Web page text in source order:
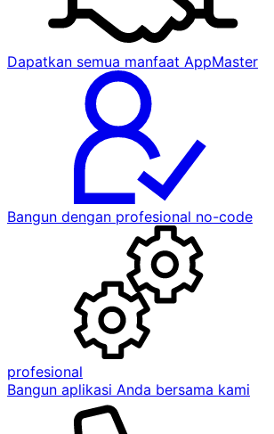
Dapatkan semua manfaat AppMaster
Bangun dengan profesional no-code
profesional
Bangun aplikasi Anda bersama kami